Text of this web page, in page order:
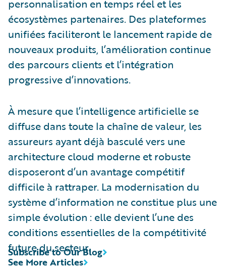
personnalisation en temps réel et les
écosystèmes partenaires. Des plateformes
unifiées faciliteront le lancement rapide de
nouveaux produits, l’amélioration continue
des parcours clients et l’intégration
progressive d’innovations.
À mesure que l’intelligence artificielle se
diffuse dans toute la chaîne de valeur, les
assureurs ayant déjà basculé vers une
architecture cloud moderne et robuste
disposeront d’un avantage compétitif
difficile à rattraper. La modernisation du
système d’information ne constitue plus une
simple évolution : elle devient l’une des
conditions essentielles de la compétitivité
future du secteur.
See More Articles
Subscribe to Our Blog